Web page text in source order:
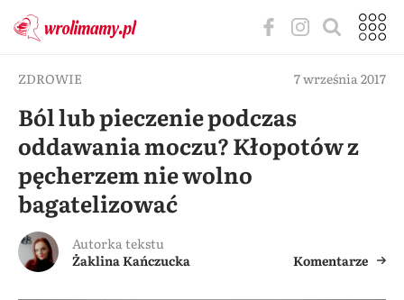
ZDROWIE 7 września 2017
Ból lub pieczenie podczas
oddawania moczu? Kłopotów z
pęcherzem nie wolno
bagatelizować
Autorka tekstu
Żaklina Kańczucka
Komentarze